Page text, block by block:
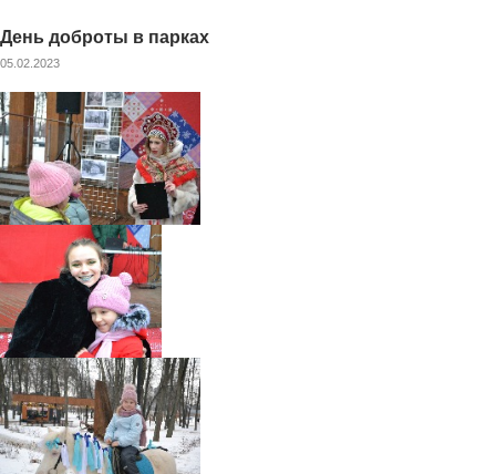
День доброты в парках
05.02.2023